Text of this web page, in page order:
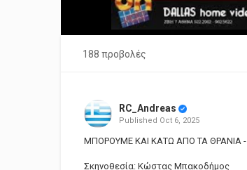
188 προβολές
RC_Andreas
Published Oct 6, 2025
ΜΠΟΡΟΥΜΕ ΚΑΙ ΚΑΤΩ ΑΠΟ ΤΑ ΘΡΑΝΙΑ -
Σκηνοθεσία: Κώστας Μπακοδήμος